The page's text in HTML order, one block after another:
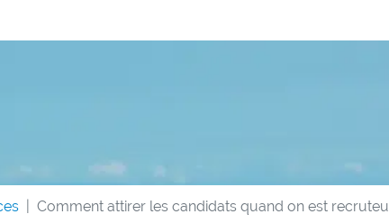
Comment attirer les candidats quand on est